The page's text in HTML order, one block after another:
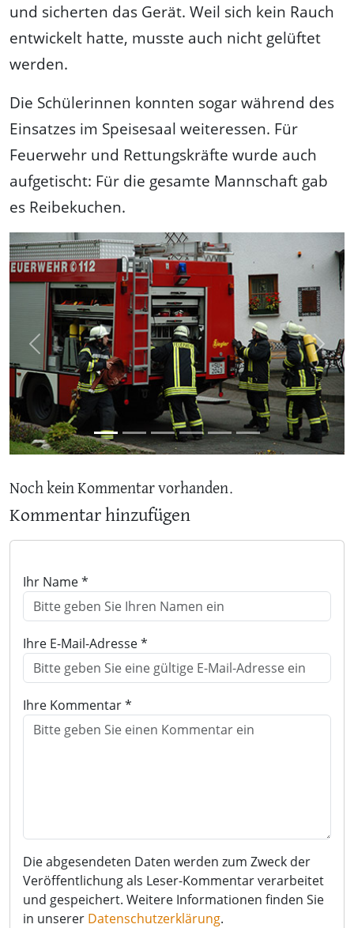
und sicherten das Gerät. Weil sich kein Rauch
entwickelt hatte, musste auch nicht gelüftet
werden.
Die Schülerinnen konnten sogar während des
Einsatzes im Speisesaal weiteressen. Für
Feuerwehr und Rettungskräfte wurde auch
aufgetischt: Für die gesamte Mannschaft gab
es Reibekuchen.
Previous Next
Noch kein Kommentar vorhanden.
Kommentar hinzufügen
Ihr Name *
Ihre E-Mail-Adresse *
Ihre Kommentar *
Die abgesendeten Daten werden zum Zweck der
Veröffentlichung als Leser-Kommentar verarbeitet
und gespeichert. Weitere Informationen finden Sie
in unserer Datenschutzerklärung.